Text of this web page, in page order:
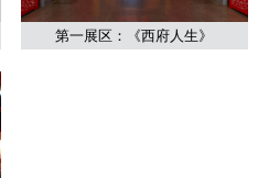
第一展区：《西府人生》